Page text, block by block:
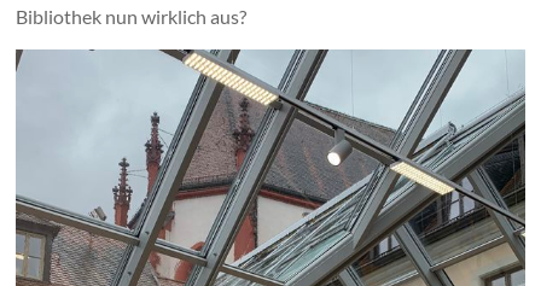
Bibliothek nun wirklich aus?